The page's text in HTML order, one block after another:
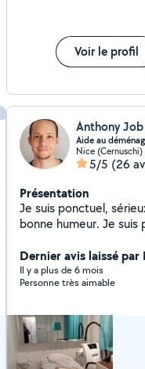
Voir le profil
Anthony Job
Aide au
Nice (Cernuschi)
5/5 (26
Présentation
Je suis ponctuel,
bonne humeur. Je suis
domaines qui me
épaulé par d'autres
les weekends en ce
Dernier avis laissé
Il y a plus de 6 mois
Personne très aimable